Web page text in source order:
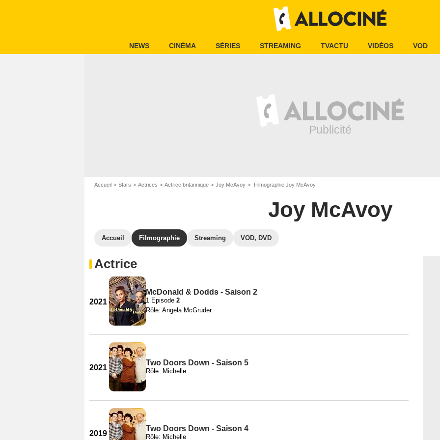
NEWS CINÉMA SÉRIES STREAMING TVACTU VIDÉOS VOD
Accueil Stars Actrices Actrice britannique Joy McAvoy Filmographie Joy McAvoy
Joy McAvoy
Accueil Filmographie Streaming VOD, DVD
Actrice
2021
McDonald & Dodds - Saison 2
1 Episode 2
Rôle: Angela McGruder
2021
Two Doors Down - Saison 5
Rôle: Michelle
2019
Two Doors Down - Saison 4
Rôle: Michelle